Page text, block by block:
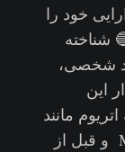
خود را
شناخته
شخصی،
این
مانند
آغاز فعالیت Beacon Chain آپدیت Merge و قبل از